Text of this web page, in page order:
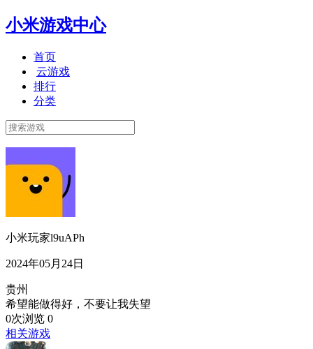
小米游戏中心
首页
云游戏
排行
分类
小米玩家l9uAPh
2024年05月24日
贵州
希望能做得好，不要让我失望
0次浏览 0
相关游戏